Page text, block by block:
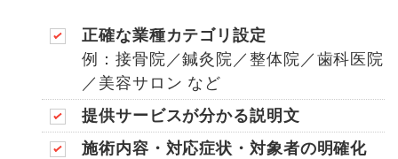
正確な業種カテゴリ設定
例：接骨院／鍼灸院／整体院／歯科医院
／美容サロン など
提供サービスが分かる説明文
施術内容・対応症状・対象者の明確化